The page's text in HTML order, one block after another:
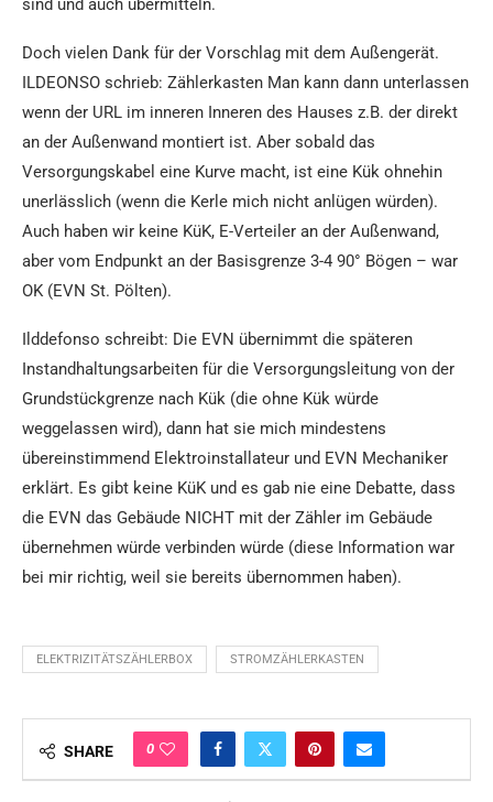
sind und auch übermitteln.
Doch vielen Dank für der Vorschlag mit dem Außengerät.
ILDEONSO schrieb: Zählerkasten Man kann dann unterlassen
wenn der URL im inneren Inneren des Hauses z.B. der direkt
an der Außenwand montiert ist. Aber sobald das
Versorgungskabel eine Kurve macht, ist eine Kük ohnehin
unerlässlich (wenn die Kerle mich nicht anlügen würden).
Auch haben wir keine KüK, E-Verteiler an der Außenwand,
aber vom Endpunkt an der Basisgrenze 3-4 90° Bögen – war
OK (EVN St. Pölten).
Ilddefonso schreibt: Die EVN übernimmt die späteren
Instandhaltungsarbeiten für die Versorgungsleitung von der
Grundstückgrenze nach Kük (die ohne Kük würde
weggelassen wird), dann hat sie mich mindestens
übereinstimmend Elektroinstallateur und EVN Mechaniker
erklärt. Es gibt keine KüK und es gab nie eine Debatte, dass
die EVN das Gebäude NICHT mit der Zähler im Gebäude
übernehmen würde verbinden würde (diese Information war
bei mir richtig, weil sie bereits übernommen haben).
ELEKTRIZITÄTSZÄHLERBOX STROMZÄHLERKASTEN
SHARE 0